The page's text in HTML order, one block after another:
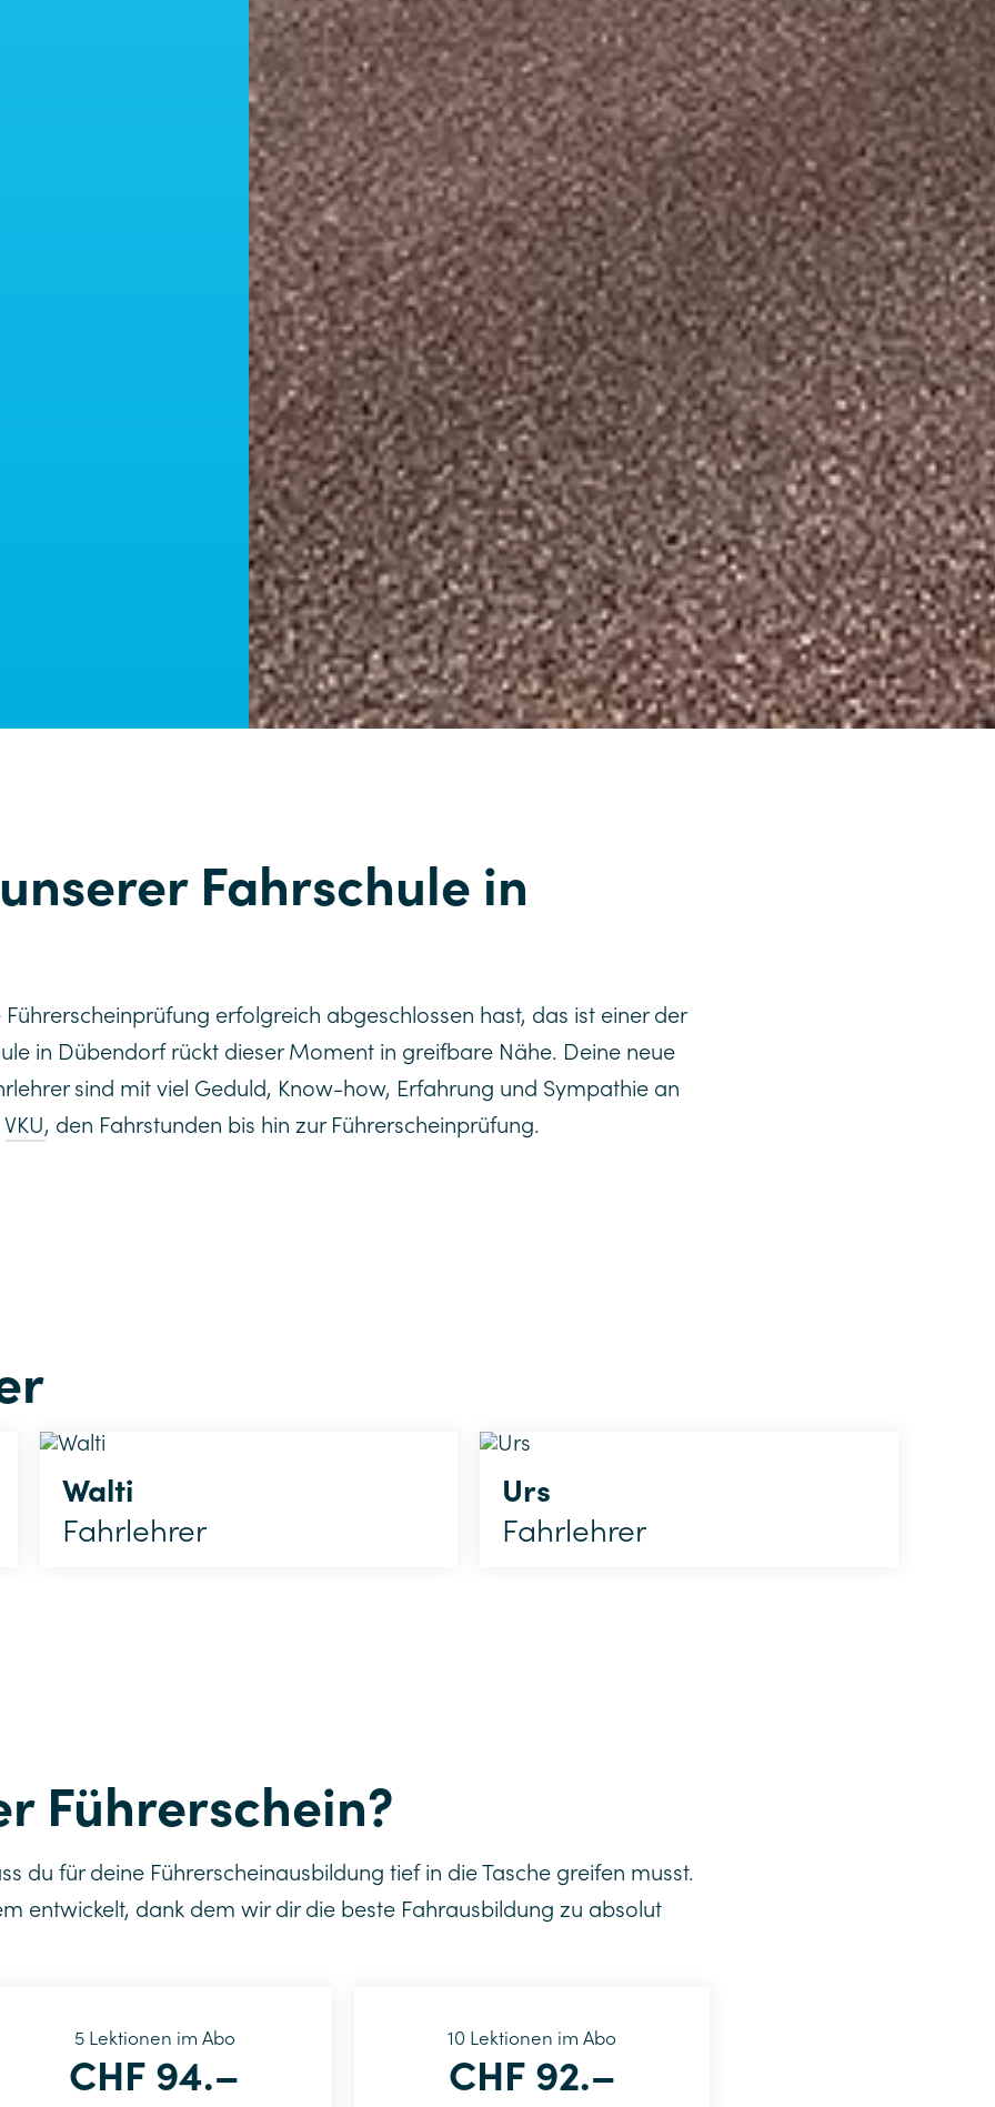
Fahrschule in
erfolgreich abgeschlossen hast, das ist einer der
in Dübendorf rückt dieser Moment in greifbare Nähe. Deine neue
sind mit viel Geduld, Know-how, Erfahrung und Sympathie an
VKU, den Fahrstunden bis hin zur Führerscheinprüfung.
Walti
Fahrlehrer
Urs
Fahrlehrer
Führerschein?
du für deine Führerscheinausbildung tief in die Tasche greifen musst.
entwickelt, dank dem wir dir die beste Fahrausbildung zu absolut
5 Lektionen im Abo
CHF 94.–
10 Lektionen im Abo
CHF 92.–